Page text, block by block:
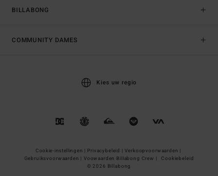
BILLABONG
COMMUNITY DAMES
Kies uw regio
Cookie-instellingen | Privacybeleid | Verkoopvoorwaarden |
Gebruiksvoorwaarden | Voowaarden Billabong Crew |
Cookiebeleid
© 2026 Billabong